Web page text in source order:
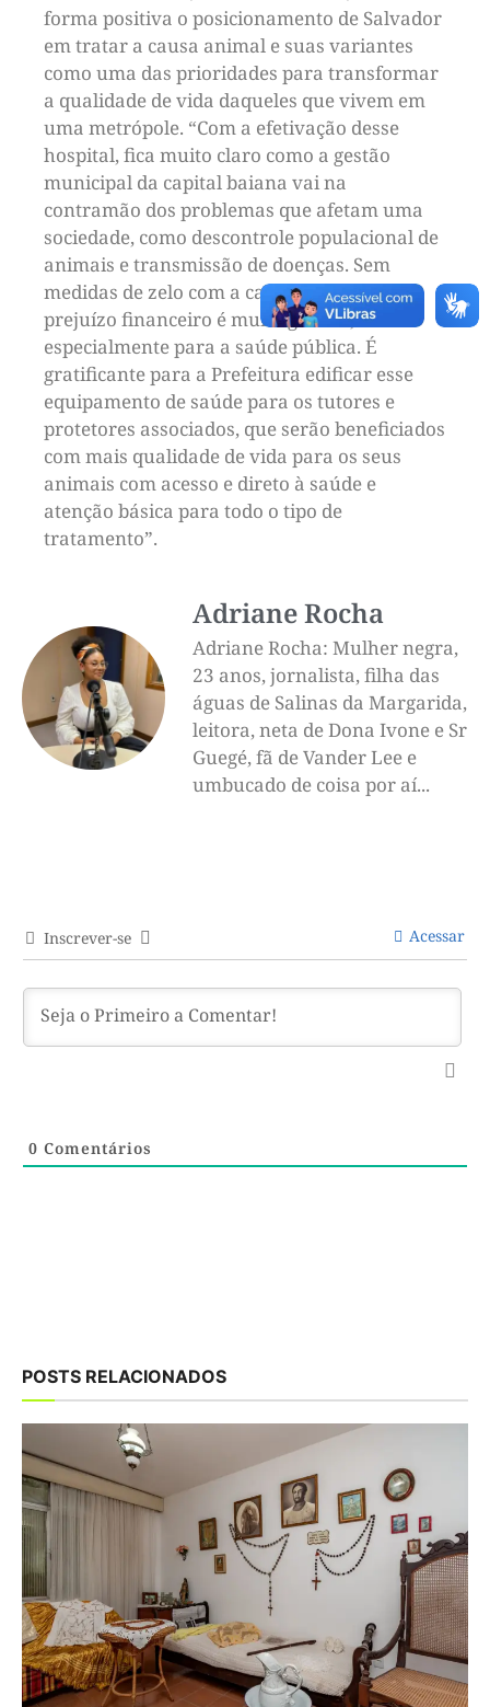
forma positiva o posicionamento de Salvador
em tratar a causa animal e suas variantes
como uma das prioridades para transformar
a qualidade de vida daqueles que vivem em
uma metrópole. “Com a efetivação desse
hospital, fica muito claro como a gestão
municipal da capital baiana vai na
contramão dos problemas que afetam uma
sociedade, como descontrole populacional de
animais e transmissão de doenças. Sem
medidas de zelo com a causa animal, o
prejuízo financeiro é muito grande,
especialmente para a saúde pública. É
gratificante para a Prefeitura edificar esse
equipamento de saúde para os tutores e
protetores associados, que serão beneficiados
com mais qualidade de vida para os seus
animais com acesso e direto à saúde e
atenção básica para todo o tipo de
tratamento”.
Adriane Rocha
Adriane Rocha: Mulher negra,
23 anos, jornalista, filha das
águas de Salinas da Margarida,
leitora, neta de Dona Ivone e Sr
Guegé, fã de Vander Lee e
umbucado de coisa por aí...
Inscrever-se Acessar
0 Comentários
POSTS RELACIONADOS